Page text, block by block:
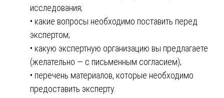
исследования;
• какие вопросы необходимо поставить перед
экспертом;
• какую экспертную организацию вы предлагаете
(желательно — с письменным согласием);
• перечень материалов, которые необходимо
предоставить эксперту.